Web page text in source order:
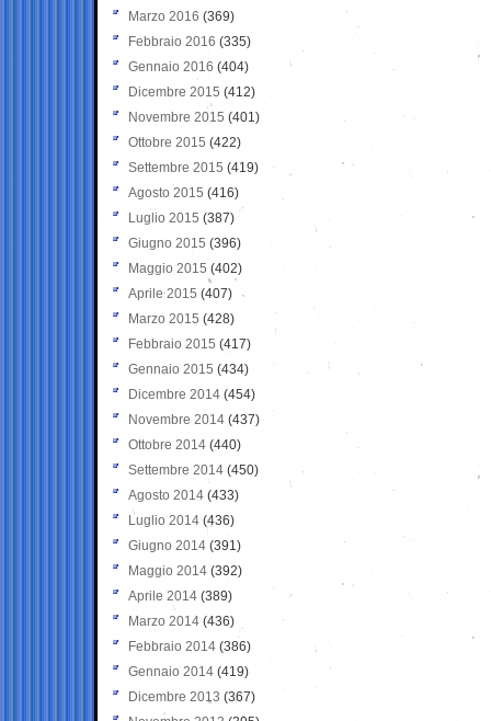
Marzo 2016 (369)
Febbraio 2016 (335)
Gennaio 2016 (404)
Dicembre 2015 (412)
Novembre 2015 (401)
Ottobre 2015 (422)
Settembre 2015 (419)
Agosto 2015 (416)
Luglio 2015 (387)
Giugno 2015 (396)
Maggio 2015 (402)
Aprile 2015 (407)
Marzo 2015 (428)
Febbraio 2015 (417)
Gennaio 2015 (434)
Dicembre 2014 (454)
Novembre 2014 (437)
Ottobre 2014 (440)
Settembre 2014 (450)
Agosto 2014 (433)
Luglio 2014 (436)
Giugno 2014 (391)
Maggio 2014 (392)
Aprile 2014 (389)
Marzo 2014 (436)
Febbraio 2014 (386)
Gennaio 2014 (419)
Dicembre 2013 (367)